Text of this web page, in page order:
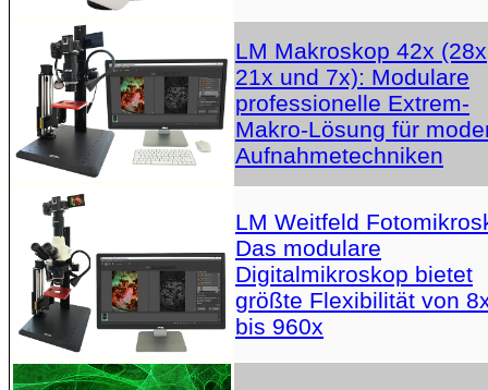
LM Makroskop 42x
21x und 7x): Modulare
professionelle Extrem-
Makro-Lösung für
Aufnahmetechniken
LM Weitfeld
Das modulare
Digitalmikroskop bietet
größte Flexibilität von
bis 960x